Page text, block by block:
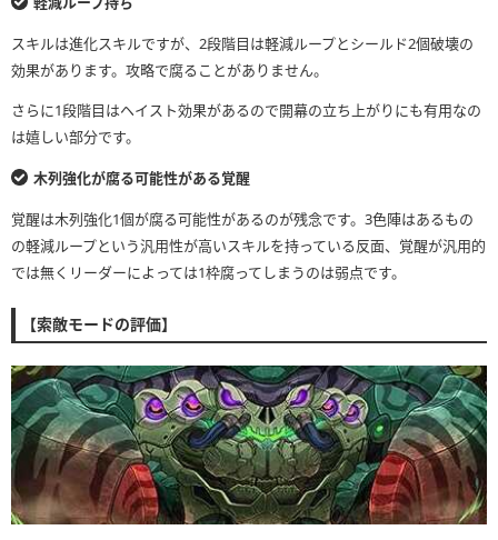
スキルは進化スキルですが、2段階目は軽減ループとシールド2個破壊の
効果があります。攻略で腐ることがありません。
さらに1段階目はヘイスト効果があるので開幕の立ち上がりにも有用なの
は嬉しい部分です。
木列強化が腐る可能性がある覚醒
覚醒は木列強化1個が腐る可能性があるのが残念です。3色陣はあるもの
の軽減ループという汎用性が高いスキルを持っている反面、覚醒が汎用的
では無くリーダーによっては1枠腐ってしまうのは弱点です。
【索敵モードの評価】